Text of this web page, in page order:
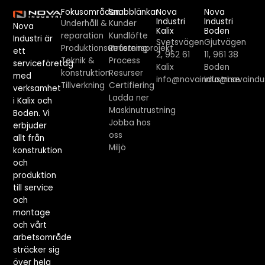
Nova
Industri är
ett
serviceföretag
med
verksamhet
i Kalix och
Boden. Vi
erbjuder
allt från
konstruktion
och
produktion
till service
och
montage
och vårt
arbetsområde
sträcker sig
över hela
Fokusområden
Underhåll &
reparation
Produktionsutrustning
Teknik &
konstruktion
Tillverkning
Snabblänkar
Kunder
Kundlöfte
Referensprojekt
Process
Resurser
Certifiering
Ladda ner
Maskinutrustning
Jobba hos
oss
Miljö
Nova
Industri
Kalix
Svetsvägen
2, 952 61
Kalix
info@novaindustri.se
Nova
Industri
Boden
Gjutvägen
11, 961 38
Boden